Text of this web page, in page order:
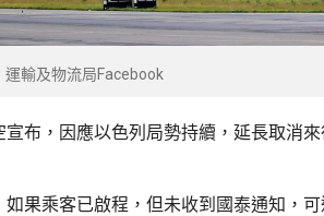
運輸及物流局Facebook
宣布，因應以色列局勢持續，延長取消
如果乘客已啟程，但未收到國泰通知，